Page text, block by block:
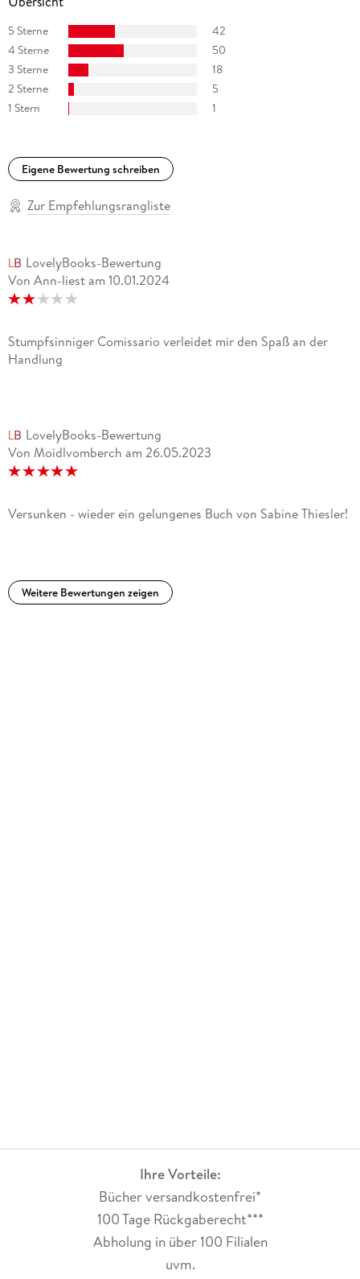
5 Sterne
42
4 Sterne
50
3 Sterne
18
2 Sterne
5
1 Stern
1
Eigene Bewertung schreiben
Zur Empfehlungsrangliste
LovelyBooks-Bewertung
Von Ann-liest am 10.01.2024
Stumpfsinniger Comissario verleidet mir den Spaß an der
Handlung
LovelyBooks-Bewertung
Von Moidlvomberch am 26.05.2023
Versunken - wieder ein gelungenes Buch von Sabine Thiesler!
Weitere Bewertungen zeigen
Ihre Vorteile:
Bücher versandkostenfrei*
100 Tage Rückgaberecht***
Abholung in über 100 Filialen
uvm.